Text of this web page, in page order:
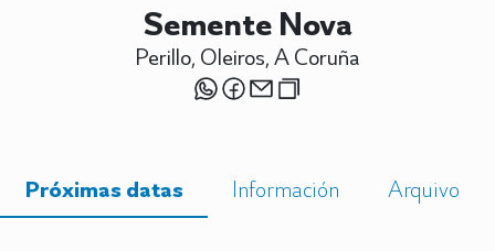
Semente Nova
Perillo, Oleiros, A Coruña
Próximas datas Información Arquivo